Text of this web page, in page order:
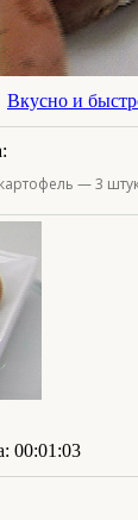
Вкусно и
:
— 3
: 00:01:03